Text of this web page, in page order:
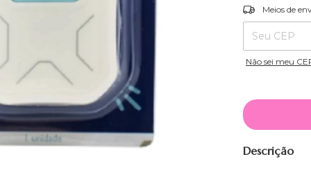
Entregas para o
Meios de
Não sei meu
Descrição